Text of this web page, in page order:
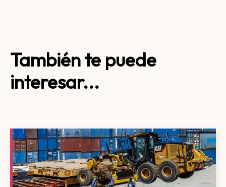
También te puede
interesar...